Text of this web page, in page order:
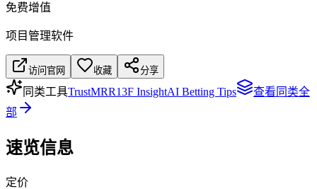
免费增值
项目管理软件
访问官网 收藏 分享
同类工具TrustMRR13F InsightAI Betting Tips
查看同类全
部
速览信息
定价